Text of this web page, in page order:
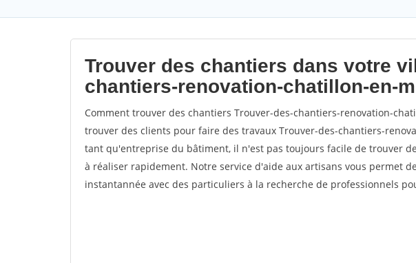
Trouver des chantiers dans votre
chantiers-renovation-chatillon-en-
Comment trouver des chantiers Trouver-des-chantiers-renovation-
trouver des clients pour faire des travaux Trouver-des-chantiers-
tant qu'entreprise du bâtiment, il n'est pas toujours facile de trouver
à réaliser rapidement. Notre service d'aide aux artisans vous permet
instantannée avec des particuliers à la recherche de professionnels